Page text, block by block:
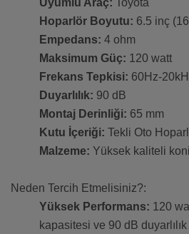
Uyumlu Araç: Toyota
Hoparlör Boyutu: 6.5 inç
Empedans: 4 ohm
Maksimum Güç: 120 watt
Frekans Tepkisi: 60Hz-
Duyarlılık: 90 dB
Montaj Derinliği: 65 mm
Kutu İçeriği: Tekli Oto
Malzeme: Yüksek kaliteli
Neden Tercih Etmelisiniz?:
Yüksek Performans: 120
kapasitesi ve 90 dB